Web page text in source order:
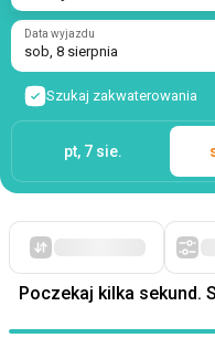
Data wyjazdu
sob, 8 sierpnia
Szukaj zakwaterowania
pt, 7 sie.
Po pierwsze, tanie